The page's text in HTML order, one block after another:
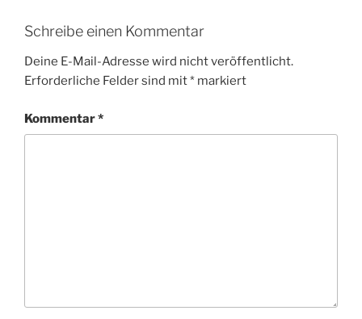
Schreibe einen Kommentar
Deine E-Mail-Adresse wird nicht veröffentlicht.
Erforderliche Felder sind mit* markiert
Kommentar*